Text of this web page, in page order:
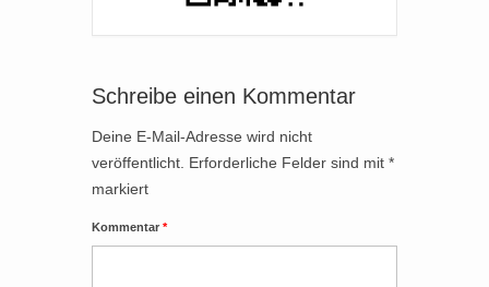
Schreibe einen Kommentar
Deine E-Mail-Adresse wird nicht
veröffentlicht. Erforderliche Felder sind mit *
markiert
Kommentar *